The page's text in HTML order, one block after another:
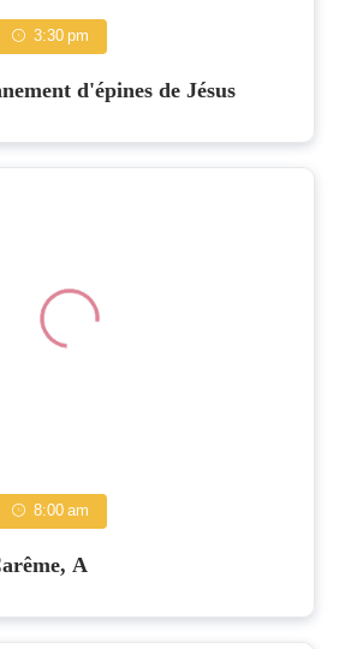
3:30 pm
d'épines de Jésus
8:00 am
A